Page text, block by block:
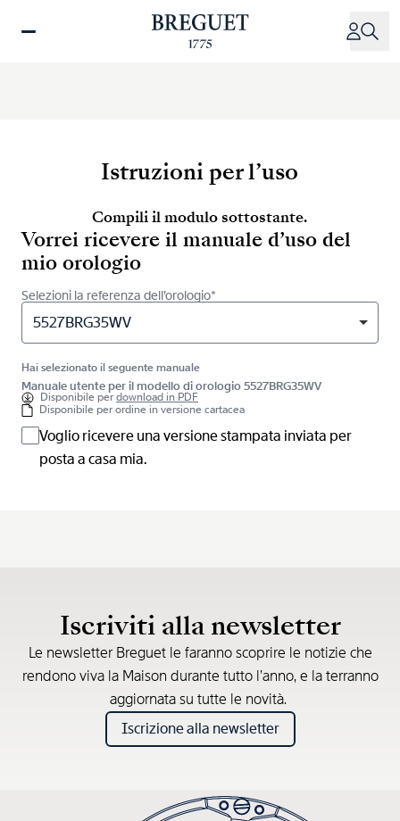
Istruzioni per l’uso
Compili il modulo sottostante.
Vorrei ricevere il manuale d’uso del
mio orologio
Selezioni la referenza dell’orologio*
5527BRG35WV
Hai selezionato il seguente manuale
Manuale utente per il modello di orologio 5527BRG35WV
Disponibile perdownload in PDF
Disponibile per ordine in versione cartacea
Voglio ricevere una versione stampata inviata per
posta a casa mia.
Iscriviti alla newsletter
Le newsletter Breguet le faranno scoprire le notizie che
rendono viva la Maison durante tutto l’anno, e la terranno
aggiornata su tutte le novità.
Iscrizione alla newsletter